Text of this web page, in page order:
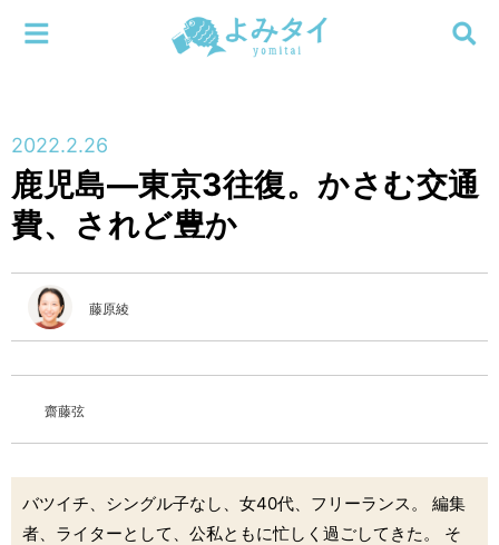
連載
特集
検索する
メニューを閉じる
2022.2.26
鹿児島―東京3往復。かさむ交通
費、されど豊か
藤原綾
齋藤弦
バツイチ、シングル子なし、女40代、フリーランス。 編集
者、ライターとして、公私ともに忙しく過ごしてきた。 そ